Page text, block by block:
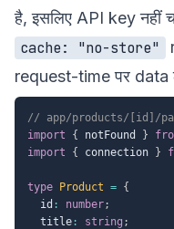
है, इसलिए API key नहीं
cache: "no-store"
request-time पर data
// app/products/[id]/
import
{ notFound }
import
{ connection }
type Product = {
  id
: number;
  title
: string ;